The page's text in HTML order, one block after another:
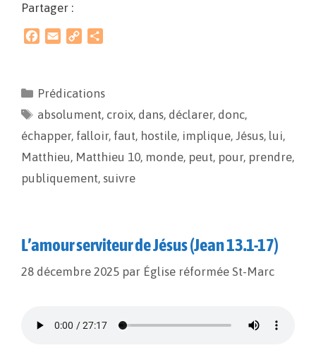
Partager :
b
o
l
L
i
n
a
g
e
Prédications
absolument, croix, dans, déclarer, donc,
échapper, falloir, faut, hostile, implique, Jésus, lui,
Matthieu, Matthieu 10, monde, peut, pour, prendre,
publiquement, suivre
L’amour serviteur de Jésus (Jean 13.1-17)
28 décembre 2025 par Église réformée St-Marc